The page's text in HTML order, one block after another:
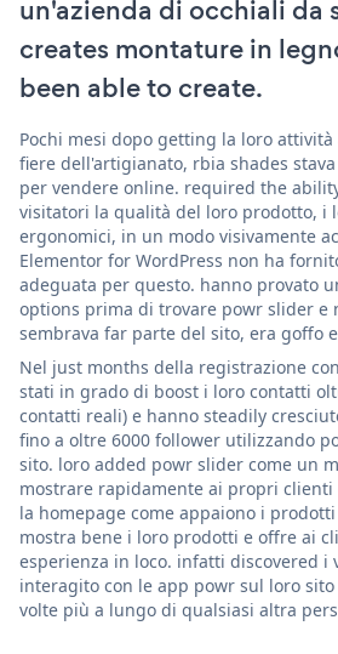
un'azienda di occhiali da
creates montature in
been able to create.
Pochi mesi dopo getting la loro
fiere dell'artigianato, rbia shades
per vendere online. required the
visitatori la qualità del loro prodotto, i
ergonomici, in un modo visivamente
Elementor for WordPress non ha
adeguata per questo. hanno provato
options prima di trovare powr slider e
sembrava far parte del sito, era goffo
Nel just months della registrazione
stati in grado di boost i loro contatti
contatti reali) e hanno steadily
fino a oltre 6000 follower utilizzando
sito. loro added powr slider come un
mostrare rapidamente ai propri clienti
la homepage come appaiono i
mostra bene i loro prodotti e offre ai
esperienza in loco. infatti discovered i
interagito con le app powr sul loro
volte più a lungo di qualsiasi altra